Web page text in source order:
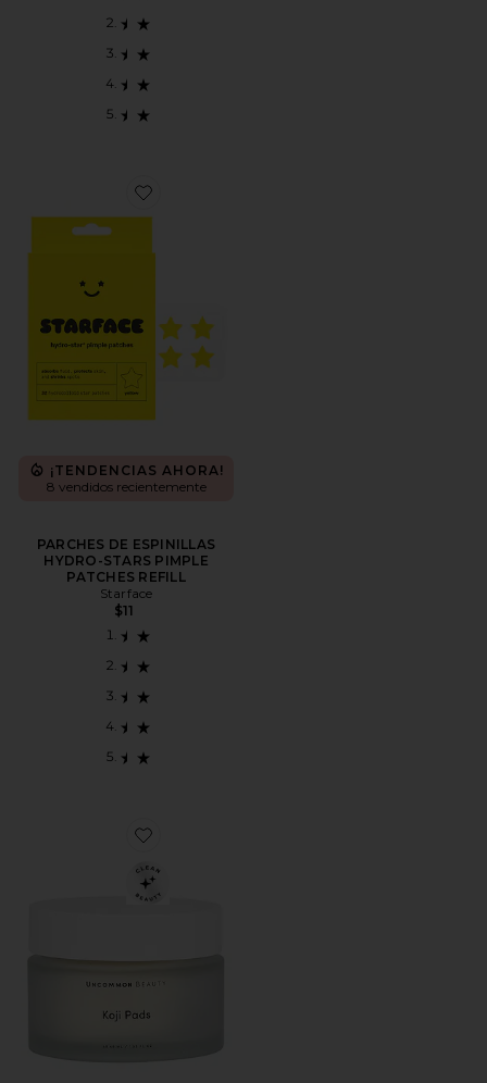
Favorite PARCHES DE ESPINILLAS HYDRO-STARS
¡TENDENCIAS AHORA!
8 vendidos recientemente
PARCHES DE ESPINILLAS
HYDRO-STARS PIMPLE
PATCHES REFILL
Starface
$11
Favorite PADS EXFOLIANTES KOJI PADS